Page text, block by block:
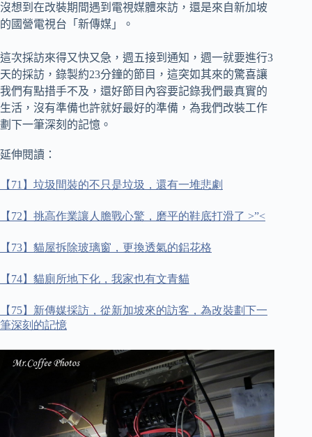
沒想到在改裝期間遇到電視媒體來訪，還是來自新加坡
的國營電視台「新傳媒」。
這次採訪來得又快又急，週五接到通知，週一就要進行3
天的採訪，錄製約23分鐘的節目，這突如其來的驚喜讓
我們有點措手不及，還好節目內容要記錄我們最真實的
生活，沒有準備也許就好最好的準備，為我們改裝工作
劃下一筆深刻的記憶。
延伸閱讀：
【 71 】垃圾間裝的不只是垃圾，還有一堆悲劇
【 72 】挑高作業讓人膽戰心驚，磨平的鞋底打滑了 >”<
【 73】貓屋拆除玻璃窗，更換透氣的鋁花格
【 74】貓廁所地下化，我家也有文青貓
【 75】新傳媒採訪，從新加坡來的訪客，為改裝劃下一
筆深刻的記憶